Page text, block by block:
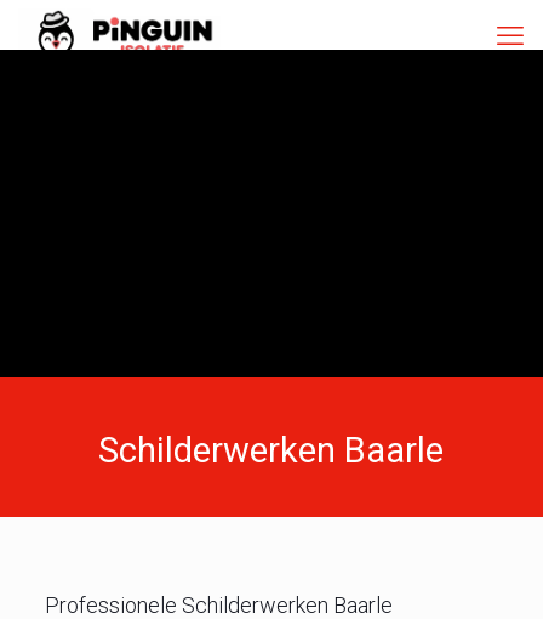
Schilderwerken Baarle
Professionele Schilderwerken Baarle